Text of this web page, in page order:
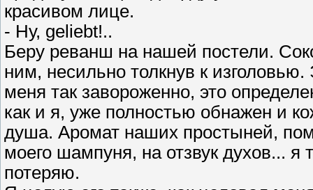
красивом лице.
- Ну, geliebt!..
Беру реванш на нашей постели.
ним, несильно толкнув к
меня так завороженно, это
как и я, уже полностью обнажен и
душа. Аромат наших простыней,
моего шампуня, на отзвук духов... я
потеряю.